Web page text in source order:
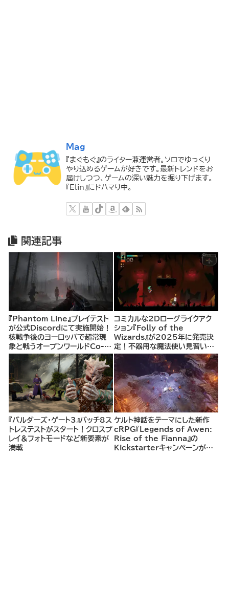
Mag
『まぐもぐ』のライター兼運営者。ソロでゆっくり
やり込めるゲームが好きです。最新トレンドをお
届けしつつ、ゲームの深い魅力を掘り下げます。
『Elin』にドハマり中。
関連記事
『Phantom Line』プレイテスト
が公式Discordにて実施開始！
核戦争後のヨーロッパで超常現
象と戦うオープンワールドCo-
opシューター
コミカルな2Dローグライクアク
ション『Folly of the
Wizards』が2025年に発売決
定！不器用な魔法使い見習いと
して、ランダム生成ダンジョンを
探索し、世界を救う冒険へ。
『バルダーズ・ゲート3』パッチ8ス
トレステストがスタート！クロスプ
レイ＆フォトモードなど新要素が
満載
ケルト神話をテーマにした新作
cRPG『Legends of Awen:
Rise of the Fianna』の
Kickstarterキャンペーンがま